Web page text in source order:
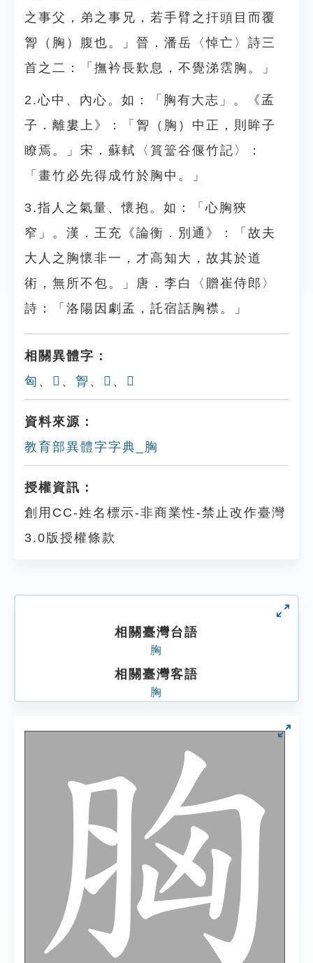
之事父，弟之事兄，若手臂之扞頭目而覆
胷（胸）腹也。」晉．潘岳〈悼亡〉詩三
首之二：「撫衿長歎息，不覺涕霑胸。」
2.心中、內心。如：「胸有大志」。《孟
子．離婁上》：「胷（胸）中正，則眸子
瞭焉。」宋．蘇軾〈篔簹谷偃竹記〉：
「畫竹必先得成竹於胸中。」
3.指人之氣量、懷抱。如：「心胸狹
窄」。漢．王充《論衡．別通》：「故夫
大人之胸懷非一，才高知大，故其於道
術，無所不包。」唐．李白〈贈崔侍郎〉
詩：「洛陽因劇孟，託宿話胸襟。」
相關異體字：
匈 、 𦛄 、 胷 、 𦚍 、 𦙄
資料來源：
教育部異體字字典_胸
授權資訊：
創用CC-姓名標示-非商業性-禁止改作臺灣
3.0版授權條款
相關臺灣台語
胸
相關臺灣客語
胸